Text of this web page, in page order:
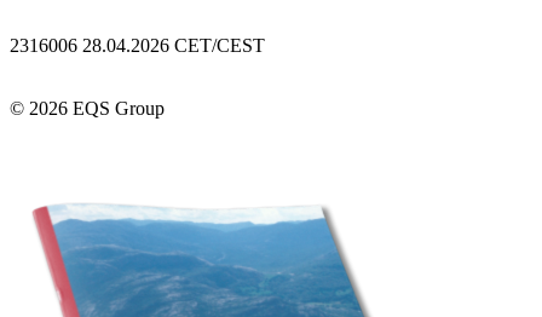
2316006 28.04.2026 CET/CEST
© 2026 EQS Group